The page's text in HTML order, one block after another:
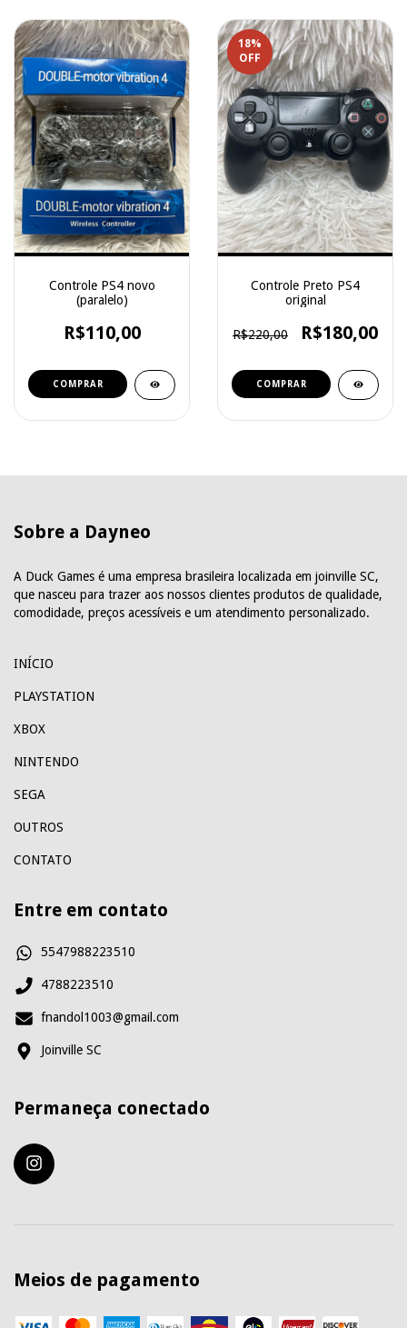
Controle PS4 novo
(paralelo)
R$110,00
18%
OFF
Controle Preto PS4
original
R$220,00 R$180,00
Sobre a Dayneo
A Duck Games é uma empresa brasileira localizada em joinville SC,
que nasceu para trazer aos nossos clientes produtos de qualidade,
comodidade, preços acessíveis e um atendimento personalizado.
INÍCIO
PLAYSTATION
XBOX
NINTENDO
SEGA
OUTROS
CONTATO
Entre em contato
5547988223510
4788223510
fnandol1003@gmail.com
Joinville SC
Permaneça conectado
Meios de pagamento